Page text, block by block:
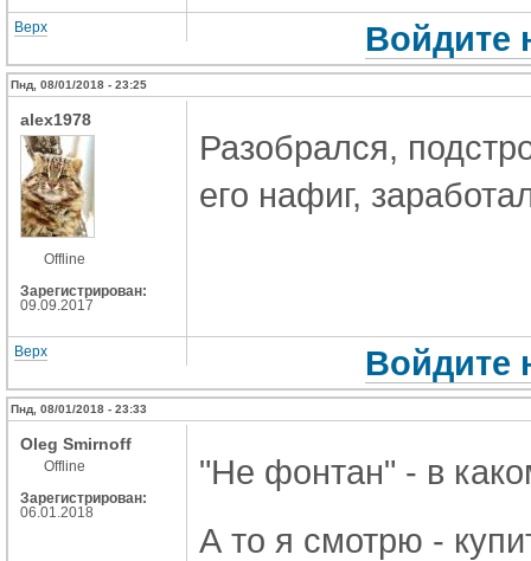
Верх Войдите
Пнд, 08/01/2018 - 23:25
alex1978
Offline
Зарегистрирован:
09.09.2017
Разобрался,
его нафиг,
Верх Войдите
Пнд, 08/01/2018 - 23:33
Oleg Smirnoff
Offline
Зарегистрирован:
06.01.2018
"Не фонтан" - в
А то я смотрю -